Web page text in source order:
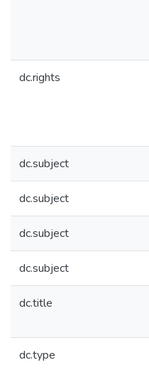
dc.rights
dc.subject
dc.subject
dc.subject
dc.subject
dc.title
dc.type